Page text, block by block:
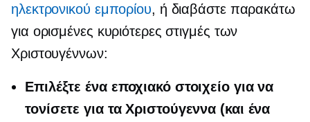
ηλεκτρονικού εμπορίου, ή διαβάστε παρακάτω
για ορισμένες κυριότερες στιγμές των
Χριστουγέννων:
Επιλέξτε ένα εποχιακό στοιχείο για να
τονίσετε για τα Χριστούγεννα (και ένα